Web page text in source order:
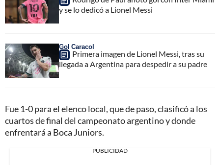
y se lo dedicó a Lionel Messi
Gol Caracol
Primera imagen de Lionel Messi, tras su
llegada a Argentina para despedir a su padre
Fue 1-0 para el elenco local, que de paso, clasificó a los
cuartos de final del campeonato argentino y donde
enfrentará a Boca Juniors.
PUBLICIDAD